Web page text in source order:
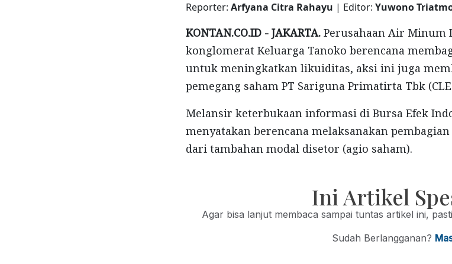
Reporter: Arfyana Citra Rahayu | Editor: Yuwono
KONTAN.CO.ID - JAKARTA. Perusahaan Air Minum
konglomerat Keluarga Tanoko berencana
untuk meningkatkan likuiditas, aksi ini juga
pemegang saham PT Sariguna Primatirta Tbk
Melansir keterbukaan informasi di Bursa Efek
menyatakan berencana melaksanakan
dari tambahan modal disetor (agio saham).
Ini Artikel
Agar bisa lanjut membaca sampai tuntas artikel ini,
Sudah Berlangganan?